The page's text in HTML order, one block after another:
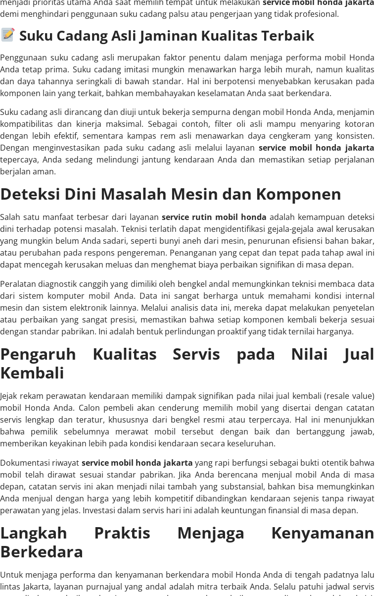
demi menghindari penggunaan suku cadang palsu atau pengerjaan yang tidak profesional.
Suku Cadang Asli Jaminan Kualitas Terbaik
Penggunaan suku cadang asli merupakan faktor penentu dalam menjaga performa mobil Honda
Anda tetap prima. Suku cadang imitasi mungkin menawarkan harga lebih murah, namun kualitas
dan daya tahannya seringkali di bawah standar. Hal ini berpotensi menyebabkan kerusakan pada
komponen lain yang terkait, bahkan membahayakan keselamatan Anda saat berkendara.
Suku cadang asli dirancang dan diuji untuk bekerja sempurna dengan mobil Honda Anda, menjamin
kompatibilitas dan kinerja maksimal. Sebagai contoh, filter oli asli mampu menyaring kotoran
dengan lebih efektif, sementara kampas rem asli menawarkan daya cengkeram yang konsisten.
Dengan menginvestasikan pada suku cadang asli melalui layanan service mobil honda jakarta
tepercaya, Anda sedang melindungi jantung kendaraan Anda dan memastikan setiap perjalanan
berjalan aman.
Deteksi Dini Masalah Mesin dan Komponen
Salah satu manfaat terbesar dari layanan service rutin mobil honda adalah kemampuan deteksi
dini terhadap potensi masalah. Teknisi terlatih dapat mengidentifikasi gejala-gejala awal kerusakan
yang mungkin belum Anda sadari, seperti bunyi aneh dari mesin, penurunan efisiensi bahan bakar,
atau perubahan pada respons pengereman. Penanganan yang cepat dan tepat pada tahap awal ini
dapat mencegah kerusakan meluas dan menghemat biaya perbaikan signifikan di masa depan.
Peralatan diagnostik canggih yang dimiliki oleh bengkel andal memungkinkan teknisi membaca data
dari sistem komputer mobil Anda. Data ini sangat berharga untuk memahami kondisi internal
mesin dan sistem elektronik lainnya. Melalui analisis data ini, mereka dapat melakukan penyetelan
atau perbaikan yang sangat presisi, memastikan bahwa setiap komponen kembali bekerja sesuai
dengan standar pabrikan. Ini adalah bentuk perlindungan proaktif yang tidak ternilai harganya.
Pengaruh Kualitas Servis pada Nilai Jual
Kembali
Jejak rekam perawatan kendaraan memiliki dampak signifikan pada nilai jual kembali (resale value)
mobil Honda Anda. Calon pembeli akan cenderung memilih mobil yang disertai dengan catatan
servis lengkap dan teratur, khususnya dari bengkel resmi atau terpercaya. Hal ini menunjukkan
bahwa pemilik sebelumnya merawat mobil tersebut dengan baik dan bertanggung jawab,
memberikan keyakinan lebih pada kondisi kendaraan secara keseluruhan.
Dokumentasi riwayat service mobil honda jakarta yang rapi berfungsi sebagai bukti otentik bahwa
mobil telah dirawat sesuai standar pabrikan. Jika Anda berencana menjual mobil Anda di masa
depan, catatan servis ini akan menjadi nilai tambah yang substansial, bahkan bisa memungkinkan
Anda menjual dengan harga yang lebih kompetitif dibandingkan kendaraan sejenis tanpa riwayat
perawatan yang jelas. Investasi dalam servis hari ini adalah keuntungan finansial di masa depan.
Langkah Praktis Menjaga Kenyamanan
Berkedara
Untuk menjaga performa dan kenyamanan berkendara mobil Honda Anda di tengah padatnya lalu
lintas Jakarta, layanan purnajual yang andal adalah mitra terbaik Anda. Selalu patuhi jadwal servis